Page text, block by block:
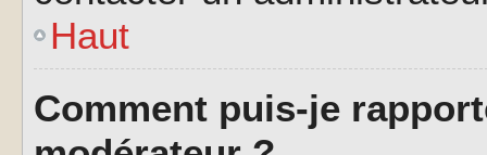
Haut
Comment puis-je